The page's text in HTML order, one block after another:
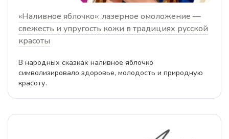
«Наливное яблочко»: лазерное омоложение —
свежесть и упругость кожи в традициях русской
красоты
В народных сказках наливное яблочко
символизировало здоровье, молодость и природную
красоту.